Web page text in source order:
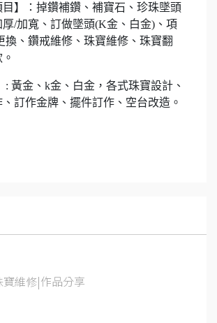
目】：掉鑽補鑽、補寶石、珍珠墜頭
/加寬、訂做墜頭(K金、白金)、項
換、鑽戒維修、珠寶維修、珠寶翻
: 黃金、k金、白金，各式珠寶設計、
訂作金牌、擺件訂作、空台改造。
維修|作品分享